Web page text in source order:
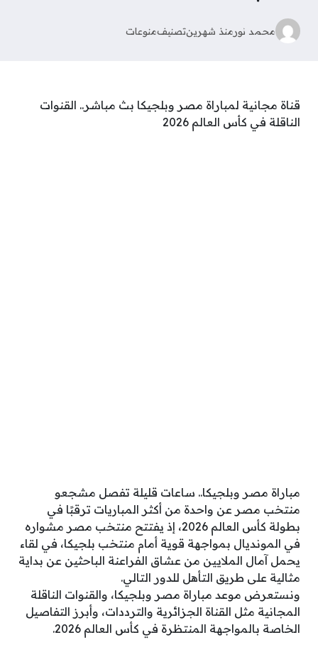
محمد نورمنذ شهرينتصنيفمنوعات
قناة مجانية لمباراة مصر وبلجيكا بث مباشر.. القنوات
الناقلة في كأس العالم 2026
مباراة مصر وبلجيكا.. ساعات قليلة تفصل مشجعو
منتخب مصر عن واحدة من أكثر المباريات ترقبًا في
بطولة كأس العالم 2026، إذ يفتتح منتخب مصر مشواره
في المونديال بمواجهة قوية أمام منتخب بلجيكا، في لقاء
يحمل آمال الملايين من عشاق الفراعنة الباحثين عن بداية
مثالية على طريق التأهل للدور التالي.
ونستعرض موعد مباراة مصر وبلجيكا، والقنوات الناقلة
المجانية مثل القناة الجزائرية والترددات، وأبرز التفاصيل
الخاصة بالمواجهة المنتظرة في كأس العالم 2026.